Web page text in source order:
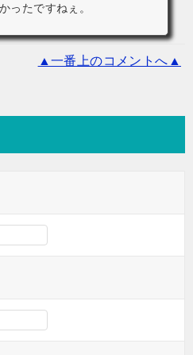
ったですねぇ。
▲一番上のコメントへ▲